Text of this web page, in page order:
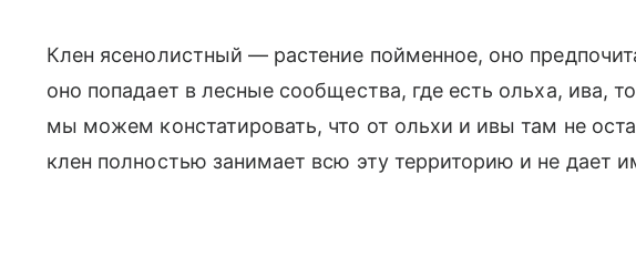
Клен ясенолистный — растение пойменное, оно
оно попадает в лесные сообщества, где есть ольха, ива,
мы можем констатировать, что от ольхи и ивы там не
клен полностью занимает всю эту территорию и не дает